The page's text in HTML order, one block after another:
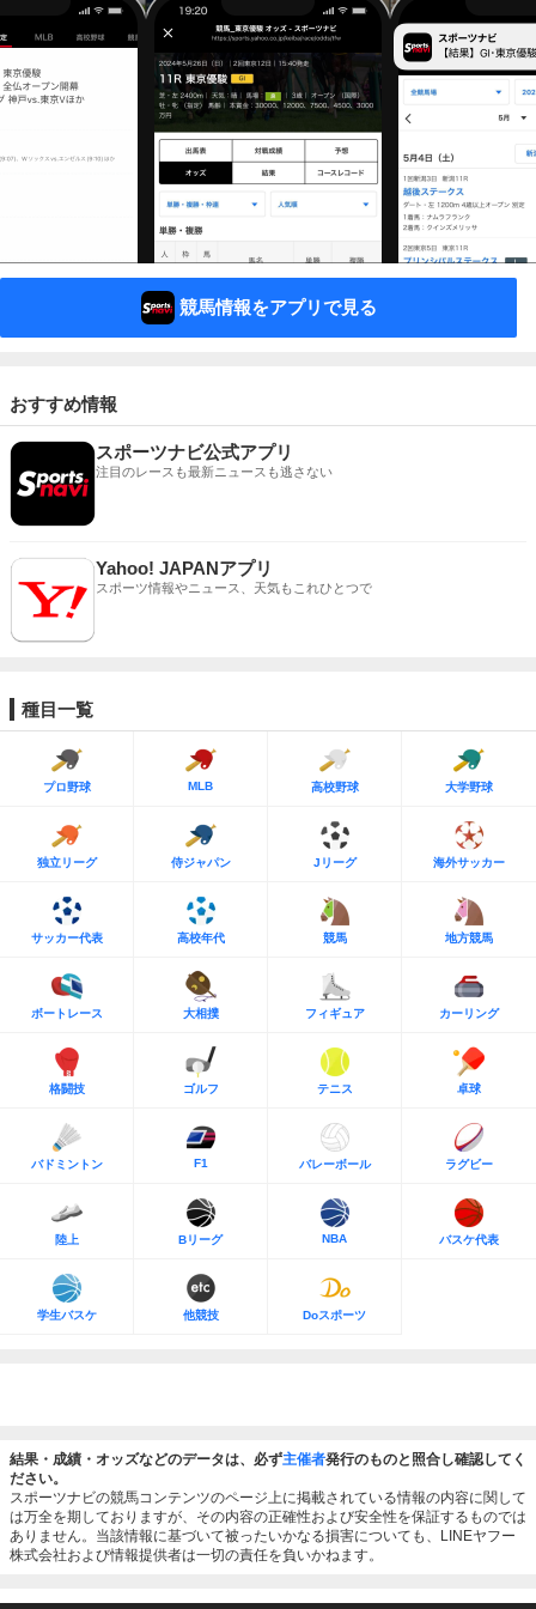
競馬情報をアプリで見る
おすすめ情報
スポーツナビ公式アプリ
注目のレースも最新ニュースも逃さない
Yahoo! JAPANアプリ
スポーツ情報やニュース、天気もこれひとつで
種目一覧
プロ野球 MLB 高校野球 大学野球
独立リーグ 侍ジャパン Jリーグ 海外サッカー
サッカー代表 高校年代 競馬 地方競馬
ボートレース 大相撲 フィギュア カーリング
格闘技 ゴルフ テニス 卓球
バドミントン F1 バレーボール ラグビー
陸上 Bリーグ NBA バスケ代表
学生バスケ 他競技 Doスポーツ
結果・成績・オッズなどのデータは、必ず主催者発行のものと照合し確認してく
ださい。
スポーツナビの競馬コンテンツのページ上に掲載されている情報の内容に関して
は万全を期しておりますが、その内容の正確性および安全性を保証するものでは
ありません。当該情報に基づいて被ったいかなる損害についても、LINEヤフー
株式会社および情報提供者は一切の責任を負いかねます。